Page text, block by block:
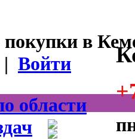
| Войти
области